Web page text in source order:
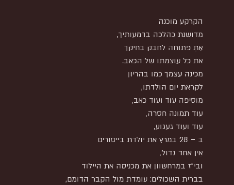
הקרקע מוכנה
מדושנת כהלכה בדמעותיך,
אַתְּ פתוחה לחבק בחיקך
את כל עוצמתו של הכאב.
מכינה עצמך כמו בהריון
לקראת יום הולדתו,
מוסיפה עוד ועוד כאב,
עוד תמונה חסרה,
עוד ועוד געגוע,
ב – 28 במרץ את יולדת בייסורים
אֵין אחד גדול,
ובי"ז במרחשוון את מכניסה את היילוד
בברית השכולים: עומדת מול הקבר הדומם,